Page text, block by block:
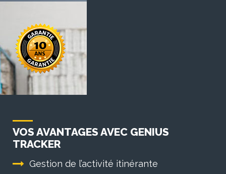
VOS AVANTAGES AVEC GENIUS
TRACKER
Gestion de l’activité itinérante